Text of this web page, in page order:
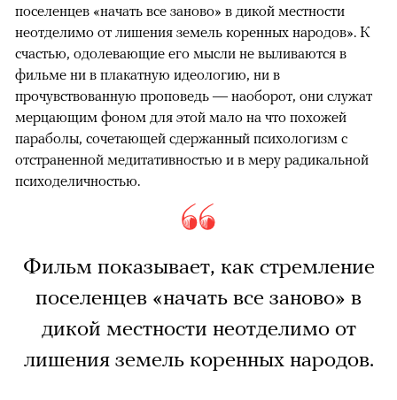
поселенцев «начать все заново» в дикой местности
неотделимо от лишения земель коренных народов». К
счастью, одолевающие его мысли не выливаются в
фильме ни в плакатную идеологию, ни в
прочувствованную проповедь — наоборот, они служат
мерцающим фоном для этой мало на что похожей
параболы, сочетающей сдержанный психологизм с
отстраненной медитативностью и в меру радикальной
психоделичностью.
Фильм показывает, как стремление
поселенцев «начать все заново» в
дикой местности неотделимо от
лишения земель коренных народов.